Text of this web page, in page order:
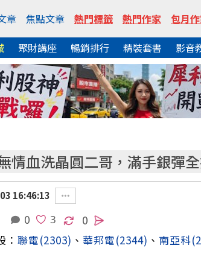
章 焦點文章 熱門標籤 熱門作家 包月
聚財講座 暢銷排行 精裝套書 影音
情血洗晶圓二哥，滿手銀彈
16:46:13
0 0
： 聯電(2303) 、 華邦電(2344) 、 南亞科